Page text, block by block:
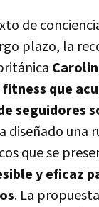
de
plazo, la
que
seguidores
diseñado una
que se
y eficaz
. La